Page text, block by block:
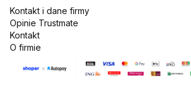
Kontakt i dane firmy
Opinie Trustmate
Kontakt
O firmie